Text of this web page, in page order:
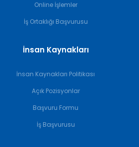
Online İşlemler
İş Ortaklığı Başvurusu
İnsan Kaynakları
İnsan Kaynakları Politikası
Açık Pozisyonlar
Başvuru Formu
İş Başvurusu